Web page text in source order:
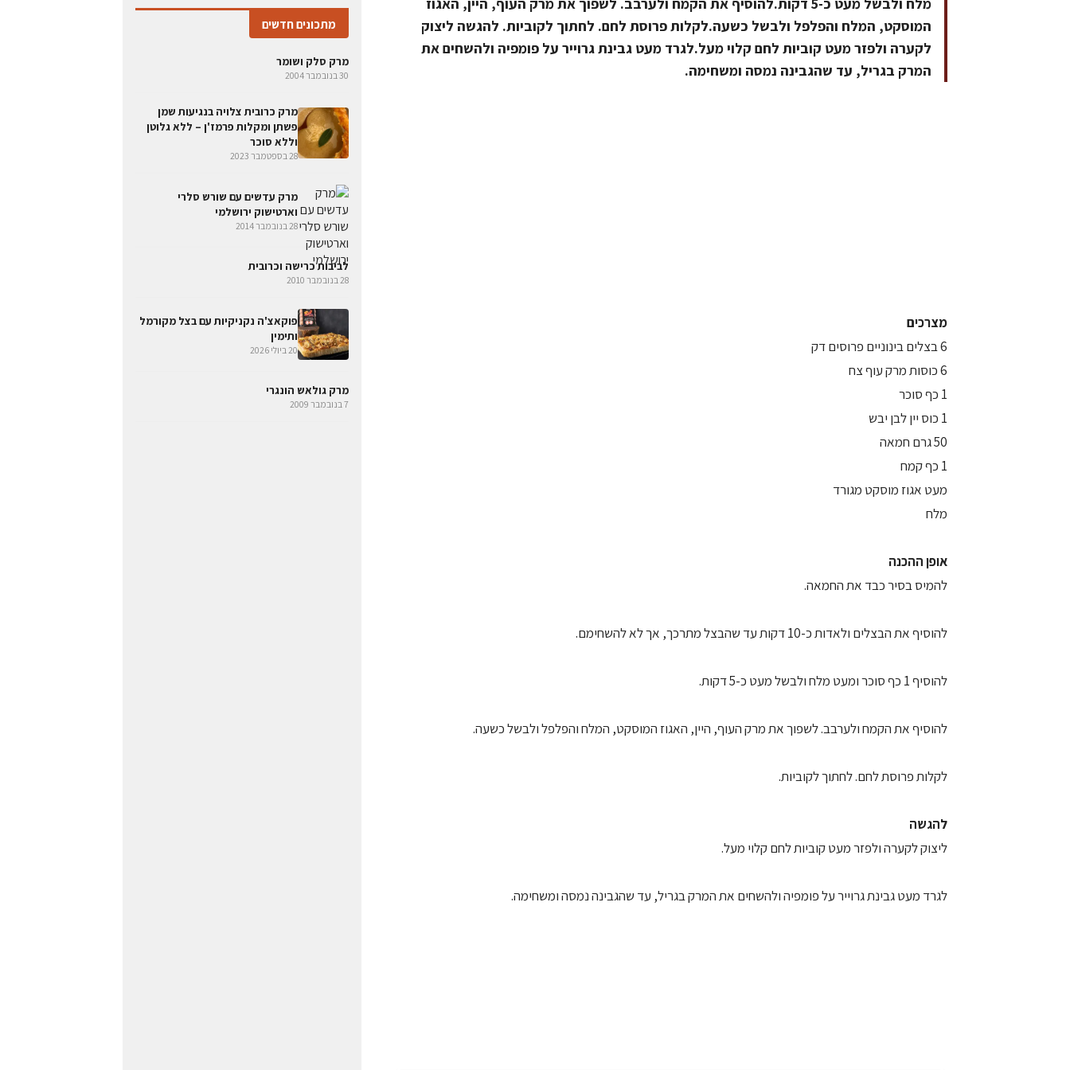
המוסקט, המלח והפלפל ולבשל כשעה.לקלות פרוסת לחם. לחתוך לקוביות. להגשה ליצוק
לקערה ולפזר מעט קוביות לחם קלוי מעל.לגרד מעט גבינת גרוייר על פומפיה ולהשחים את
המרק בגריל, עד שהגבינה נמסה ומשחימה.
מצרכים
6 בצלים בינוניים פרוסים דק
6 כוסות מרק עוף צח
1 כף סוכר
1 כוס יין לבן יבש
50 גרם חמאה
1 כף קמח
מעט אגוז מוסקט מגורד
מלח
אופן ההכנה
להמיס בסיר כבד את החמאה.
להוסיף את הבצלים ולאדות כ-10 דקות עד שהבצל מתרכך, אך לא להשחימם.
להוסיף 1 כף סוכר ומעט מלח ולבשל מעט כ-5 דקות.
להוסיף את הקמח ולערבב. לשפוך את מרק העוף, היין, האגוז המוסקט, המלח והפלפל ולבשל כשעה.
לקלות פרוסת לחם. לחתוך לקוביות.
להגשה
ליצוק לקערה ולפזר מעט קוביות לחם קלוי מעל.
לגרד מעט גבינת גרוייר על פומפיה ולהשחים את המרק בגריל, עד שהגבינה נמסה ומשחימה.
מתכונים חדשים
מרק סלק ושומר
30 בנובמבר 2004
מרק כרובית צלויה בנגיעות שמן
פשתן ומקלות פרמז'ן – ללא גלוטן
וללא סוכר
28 בספטמבר 2023
מרק עדשים עם שורש סלרי
וארטישוק ירושלמי
28 בנובמבר 2014
לביבות כרישה וכרובית
28 בנובמבר 2010
פוקאצ'ה נקניקיות עם בצל מקורמל
ותימין
20 ביולי 2026
מרק גולאש הונגרי
7 בנובמבר 2009